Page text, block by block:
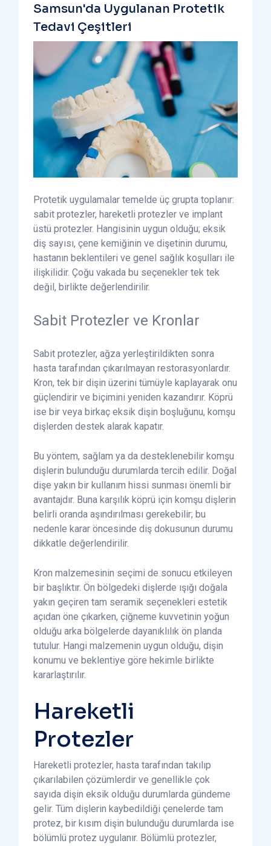
Samsun'da Uygulanan Protetik
Tedavi Çeşitleri
Protetik uygulamalar temelde üç grupta toplanır:
sabit protezler, hareketli protezler ve implant
üstü protezler. Hangisinin uygun olduğu; eksik
diş sayısı, çene kemiğinin ve dişetinin durumu,
hastanın beklentileri ve genel sağlık koşulları ile
ilişkilidir. Çoğu vakada bu seçenekler tek tek
değil, birlikte değerlendirilir.
Sabit Protezler ve Kronlar
Sabit protezler, ağza yerleştirildikten sonra
hasta tarafından çıkarılmayan restorasyonlardır.
Kron, tek bir dişin üzerini tümüyle kaplayarak onu
güçlendirir ve biçimini yeniden kazandırır. Köprü
ise bir veya birkaç eksik dişin boşluğunu, komşu
dişlerden destek alarak kapatır.
Bu yöntem, sağlam ya da desteklenebilir komşu
dişlerin bulunduğu durumlarda tercih edilir. Doğal
dişe yakın bir kullanım hissi sunması önemli bir
avantajdır. Buna karşılık köprü için komşu dişlerin
belirli oranda aşındırılması gerekebilir; bu
nedenle karar öncesinde diş dokusunun durumu
dikkatle değerlendirilir.
Kron malzemesinin seçimi de sonucu etkileyen
bir başlıktır. Ön bölgedeki dişlerde ışığı doğala
yakın geçiren tam seramik seçenekleri estetik
açıdan öne çıkarken, çiğneme kuvvetinin yoğun
olduğu arka bölgelerde dayanıklılık ön planda
tutulur. Hangi malzemenin uygun olduğu, dişin
konumu ve beklentiye göre hekimle birlikte
kararlaştırılır.
Hareketli
Protezler
Hareketli protezler, hasta tarafından takılıp
çıkarılabilen çözümlerdir ve genellikle çok
sayıda dişin eksik olduğu durumlarda gündeme
gelir. Tüm dişlerin kaybedildiği çenelerde tam
protez, bir kısım dişin bulunduğu durumlarda ise
bölümlü protez uygulanır. Bölümlü protezler,